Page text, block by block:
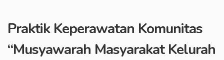
Praktik Keperawatan Komunitas
“Musyawarah Masyarakat Kelurah